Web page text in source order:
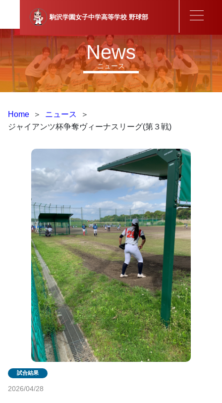
駒沢学園女子中学高等学校 野球部
ニュース
News
Home ＞ ニュース
＞
ジャイアンツ杯争奪ヴィーナスリーグ(第３戦)
2026/04/28